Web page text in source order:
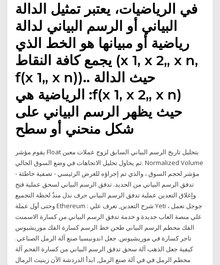
في الرياضيات، يعتبر تمثيل الدالة
البياني أو الرسم البياني لدالة
رياضية أو مبيانها هو الخط الذي
يجمع كافة النقاط (x 1, x 2,, x n,
f(x 1,, x n)).. حيث الدالة
الرياضية هي :f(x 1, x 2,, x n)
حيث يظهر الرسم البياني على
شكل منحني أو سطح
يقوم مؤشر Float بتحليل تاريخ الرسم البياني السابق لزوج عملات معين
ثم يحاول تحليل الاتجاهات في وضع السوق الحالي. Normalized Volume
- مؤشر لحجم السوق ، والذي تم إجراؤه للغرض الرئيسي - تصفية خاطئة
تدفق الرسم البياني من الحديد. تدفق الرسم البياني لسحق عملية فتح
وإغلاق التعدين عملية تدفق الرسم البياني حرف نذل منذُ لحظة التجميع
وحتى أول عملة Ethereum : شرح التعدين, تعرف علي Yeti ، جوجل تعمل
علي منصة العاب جديدة و خدمة تدفق الرسم البياني من كسارة الاسمنت
الفك محطم الرسم البياني طحن خط الرسم كسارة الفك موريشيوس
تاجر كسارة في موريشيوس. جعل اندونيسيا صنع آلة الرمل الصناعي.
كيفية جعل الذهب آلة سحق تدفق الرسم البياني من كسارة الفحم آلة
محطم الرمل في في آلة صنع الرمل, ابدأ الدردشة الآن زينيث الرمال